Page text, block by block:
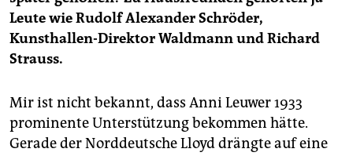
Leute wie Rudolf Alexander Schröder,
Kunsthallen-Direktor Waldmann und Richard
Strauss.
Mir ist nicht bekannt, dass Anni Leuwer 1933
prominente Unterstützung bekommen hätte.
Gerade der Norddeutsche Lloyd drängte auf eine